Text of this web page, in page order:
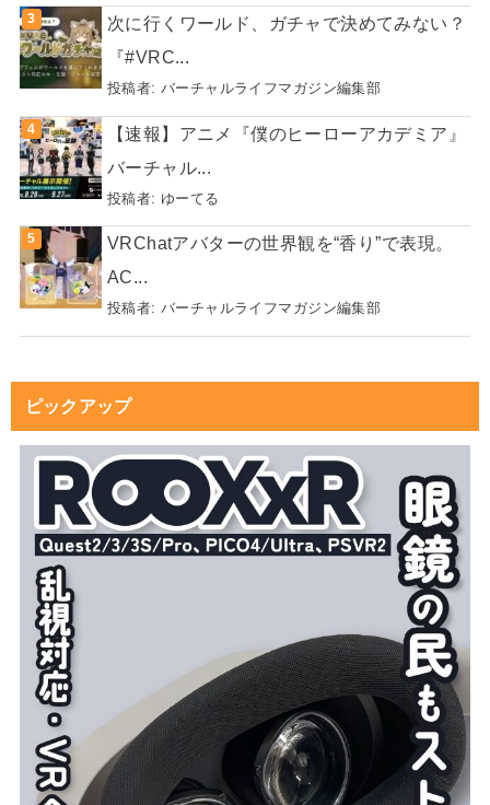
次に行くワールド、ガチャで決めてみない？
『#VRC...
投稿者: バーチャルライフマガジン編集部
【速報】アニメ『僕のヒーローアカデミア』
バーチャル...
投稿者: ゆーてる
VRChatアバターの世界観を“香り”で表現。
AC...
投稿者: バーチャルライフマガジン編集部
ピックアップ